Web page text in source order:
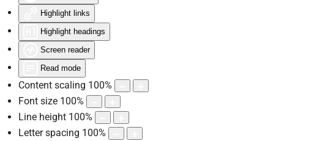
Highlight links
Highlight headings
Screen reader
Read mode
Content scaling 100%
Font size 100%
Line height 100%
Letter spacing 100%